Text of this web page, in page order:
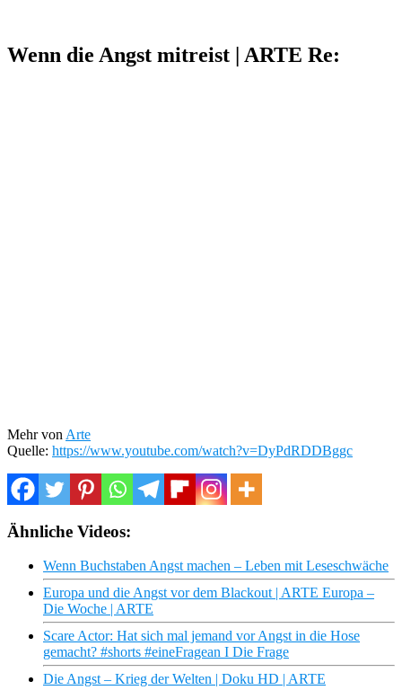
Wenn die Angst mitreist | ARTE Re:
Mehr von Arte
Quelle: https://www.youtube.com/watch?v=DyPdRDDBggc
Ähnliche Videos:
Wenn Buchstaben Angst machen – Leben mit Leseschwäche
Europa und die Angst vor dem Blackout | ARTE Europa –
Die Woche | ARTE
Scare Actor: Hat sich mal jemand vor Angst in die Hose
gemacht? #shorts #eineFragean I Die Frage
Die Angst – Krieg der Welten | Doku HD | ARTE